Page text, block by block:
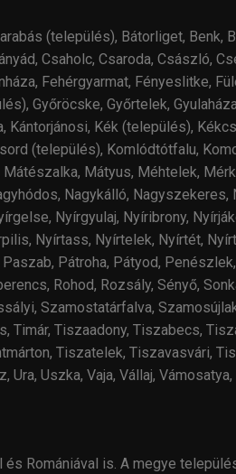
(település), Bátorliget, Benk,
Csaholc, Csaroda, Császló,
Fehérgyarmat, Fényeslitke,
Győröcske, Győrtelek,
Kántorjánosi, Kék (település),
(település), Komlódtótfalu,
Mátyus, Méhtelek, Mérk
Nagykálló, Nagyszekeres,
Nyírgyulaj, Nyíribrony,
Nyírtass, Nyírtelek, Nyírtét,
Pátroha, Pátyod,
Rohod, Rozsály, Sényő,
Szamostatárfalva,
Timár, Tiszaadony, Tiszabecs,
Tiszatelek, Tiszavasvári,
Ura, Uszka, Vaja, Vállaj,
Romániával is. A megye